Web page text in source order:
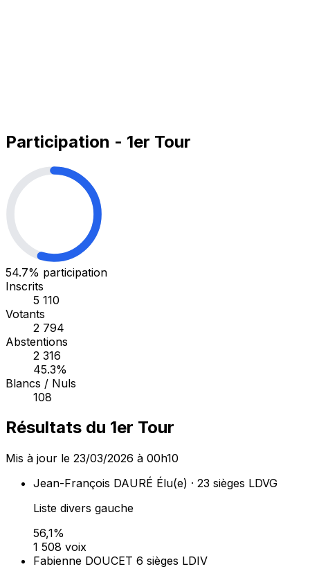
Participation - 1er Tour
54.7% participation
Inscrits
5 110
Votants
2 794
Abstentions
2 316
45.3%
Blancs / Nuls
108
Résultats du 1er Tour
Mis à jour le 23/03/2026 à 00h10
Jean-François DAURÉ Élu(e) · 23 sièges LDVG
Liste divers gauche
56,1%
1 508 voix
Fabienne DOUCET 6 sièges LDIV